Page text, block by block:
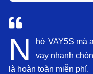
N hờ VAY5S mà
vay nhanh
là hoàn toàn miễn phí.